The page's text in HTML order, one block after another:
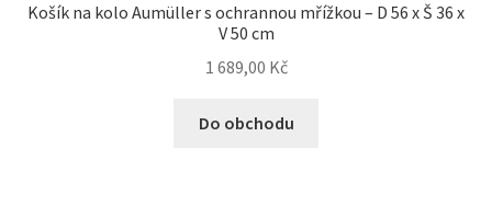
Košík na kolo Aumüller s ochrannou mřížkou – D 56 x Š 36 x
V 50 cm
1 689,00 Kč
Do obchodu